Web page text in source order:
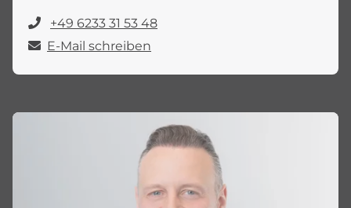
+49 6233 31 53 48
E-Mail schreiben